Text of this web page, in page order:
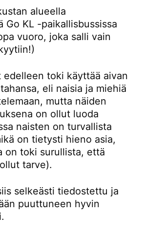
alueella
Go KL -paikallisbussissa
vuoro, joka salli vain
edelleen toki käyttää aivan
eli naisia ja miehiä
mutta näiden
on ollut luoda
naisten on turvallista
on tietysti hieno asia,
on toki surullista, että
tarve).
selkeästi tiedostettu ja
puuttuneen hyvin